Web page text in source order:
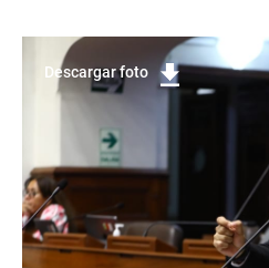
Descargar foto